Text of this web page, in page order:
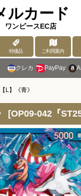
ルカード
ワンピースEC店
特価品 ご利用案内
クレカ PayPay
L】《青》
[OP09-042『ST25